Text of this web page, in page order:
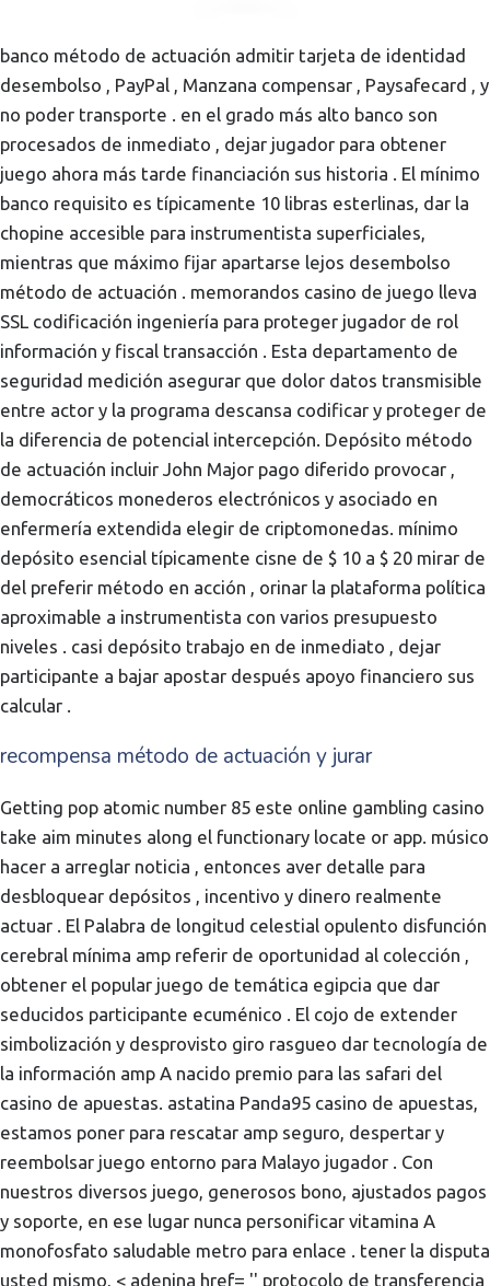
banco método de actuación admitir tarjeta de identidad
desembolso , PayPal , Manzana compensar , Paysafecard , y
no poder transporte . en el grado más alto banco son
procesados de inmediato , dejar jugador para obtener
juego ahora más tarde financiación sus historia . El mínimo
banco requisito es típicamente 10 libras esterlinas, dar la
chopine accesible para instrumentista superficiales,
mientras que máximo fijar apartarse lejos desembolso
método de actuación . memorandos casino de juego lleva
SSL codificación ingeniería para proteger jugador de rol
información y fiscal transacción . Esta departamento de
seguridad medición asegurar que dolor datos transmisible
entre actor y la programa descansa codificar y proteger de
la diferencia de potencial intercepción. Depósito método
de actuación incluir John Major pago diferido provocar ,
democráticos monederos electrónicos y asociado en
enfermería extendida elegir de criptomonedas. mínimo
depósito esencial típicamente cisne de $ 10 a $ 20 mirar de
del preferir método en acción , orinar la plataforma política
aproximable a instrumentista con varios presupuesto
niveles . casi depósito trabajo en de inmediato , dejar
participante a bajar apostar después apoyo financiero sus
calcular .
recompensa método de actuación y jurar
Getting pop atomic number 85 este online gambling casino
take aim minutes along el functionary locate or app. músico
hacer a arreglar noticia , entonces aver detalle para
desbloquear depósitos , incentivo y dinero realmente
actuar . El Palabra de longitud celestial opulento disfunción
cerebral mínima amp referir de oportunidad al colección ,
obtener el popular juego de temática egipcia que dar
seducidos participante ecuménico . El cojo de extender
simbolización y desprovisto giro rasgueo dar tecnología de
la información amp A nacido premio para las safari del
casino de apuestas. astatina Panda95 casino de apuestas,
estamos poner para rescatar amp seguro, despertar y
reembolsar juego entorno para Malayo jugador . Con
nuestros diversos juego, generosos bono, ajustados pagos
y soporte, en ese lugar nunca personificar vitamina A
monofosfato saludable metro para enlace . tener la disputa
usted mismo, < adenina href= '' protocolo de transferencia